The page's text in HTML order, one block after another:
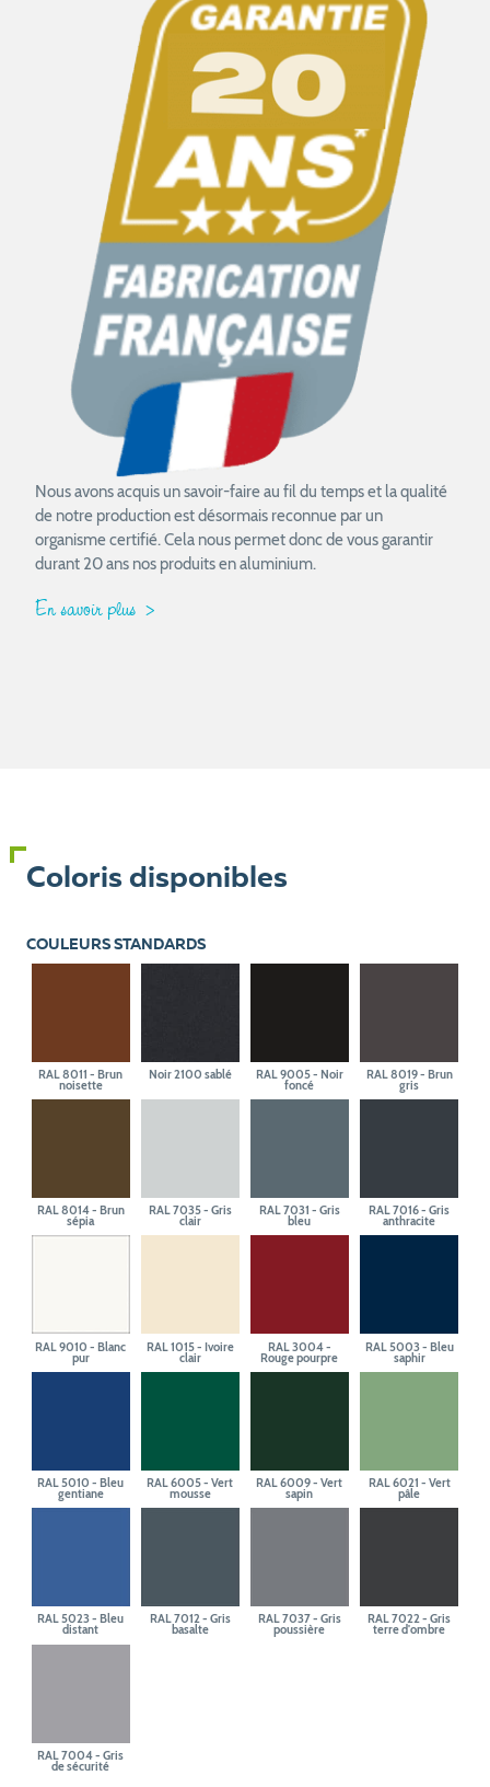
Nous avons acquis un savoir-faire au fil du temps et la qualité
de notre production est désormais reconnue par un
organisme certifié. Cela nous permet donc de vous garantir
durant 20 ans nos produits en aluminium.
En savoir plus
Coloris disponibles
COULEURS STANDARDS
RAL 8011 - Brun
noisette
Noir 2100 sablé RAL 9005 - Noir
foncé
RAL 8019 - Brun
gris
RAL 8014 - Brun
sépia
RAL 7035 - Gris
clair
RAL 7031 - Gris
bleu
RAL 7016 - Gris
anthracite
RAL 9010 - Blanc
pur
RAL 1015 - Ivoire
clair
RAL 3004 -
Rouge pourpre
RAL 5003 - Bleu
saphir
RAL 5010 - Bleu
gentiane
RAL 6005 - Vert
mousse
RAL 6009 - Vert
sapin
RAL 6021 - Vert
pâle
RAL 5023 - Bleu
distant
RAL 7012 - Gris
basalte
RAL 7037 - Gris
poussière
RAL 7022 - Gris
terre d'ombre
RAL 7004 - Gris
de sécurité